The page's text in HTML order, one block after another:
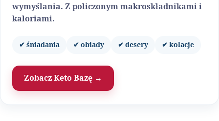
wymyślania. Z policzonym makroskładnikami i
kaloriami.
✔ śniadania ✔ obiady ✔ desery ✔ kolacje
Zobacz Keto Bazę →